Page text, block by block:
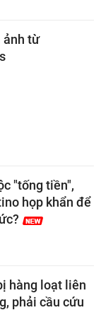
ảnh từ
"tống tiền",
họp khẩn để
hàng loạt liên
phải cầu cứu